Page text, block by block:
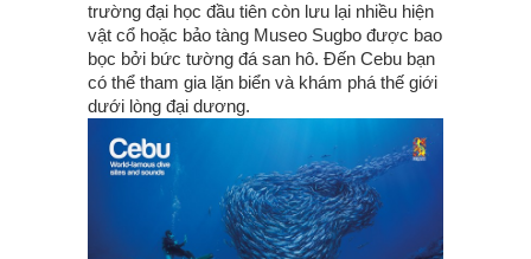
trường đại học đầu tiên còn lưu lại nhiều hiện
vật cổ hoặc bảo tàng Museo Sugbo được bao
bọc bởi bức tường đá san hô. Đến Cebu bạn
có thể tham gia lặn biển và khám phá thế giới
dưới lòng đại dương.